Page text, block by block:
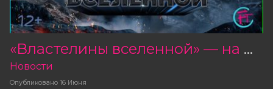
«Властелины вселенной» — на нашем экране!
Опубликовано 16 Июня
Новости